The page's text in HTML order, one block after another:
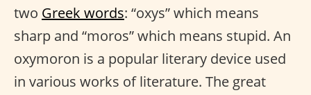
two Greek words: “oxys” which means
sharp and “moros” which means stupid. An
oxymoron is a popular literary device used
in various works of literature. The great